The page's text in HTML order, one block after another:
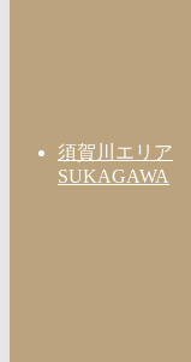
須賀川エリア
SUKAGAWA